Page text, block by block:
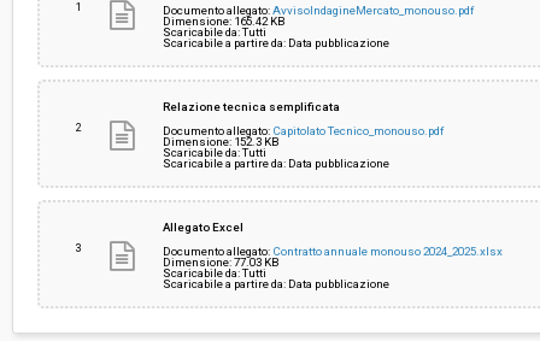
Costi di sicurezza non soggetti a
ribasso:
1
Documento allegato:AvvisoIndagineMercato_monouso.pdf
Dimensione: 165.42 KB
Scaricabile da: Tutti
Scaricabile a partire da: Data pubblicazione
2
Relazione tecnica semplificata
Documento allegato: Capitolato Tecnico_monouso.pdf
Dimensione: 152.3 KB
Scaricabile da: Tutti
Scaricabile a partire da: Data pubblicazione
3
Allegato Excel
Documento allegato: Contratto annuale monouso 2024_2025.xlsx
Dimensione: 77.03 KB
Scaricabile da: Tutti
Scaricabile a partire da: Data pubblicazione